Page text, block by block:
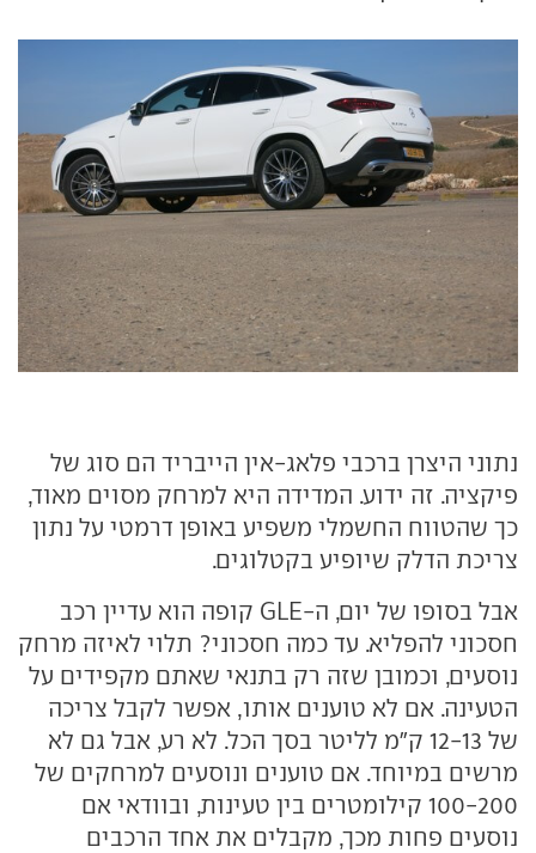
נתוני היצרן ברכבי פלאג-אין הייבריד הם סוג של
פיקציה. זה ידוע. המדידה היא למרחק מסוים מאוד,
כך שהטווח החשמלי משפיע באופן דרמטי על נתון
צריכת הדלק שיופיע בקטלוגים.
אבל בסופו של יום, ה-GLE קופה הוא עדיין רכב
חסכוני להפליא. עד כמה חסכוני? תלוי לאיזה מרחק
נוסעים, וכמובן שזה רק בתנאי שאתם מקפידים על
הטעינה. אם לא טוענים אותו, אפשר לקבל צריכה
של 12-13 ק"מ לליטר בסך הכל. לא רע, אבל גם לא
מרשים במיוחד. אם טוענים ונוסעים למרחקים של
100-200 קילומטרים בין טעינות, ובוודאי אם
נוסעים פחות מכך, מקבלים את אחד הרכבים